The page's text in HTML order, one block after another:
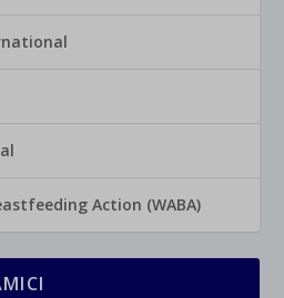
Action (WABA)